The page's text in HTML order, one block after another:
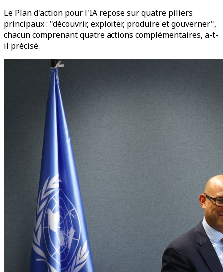
Le Plan d'action pour l'IA repose sur quatre piliers
principaux : "découvrir, exploiter, produire et gouverner",
chacun comprenant quatre actions complémentaires, a-t-
il précisé.